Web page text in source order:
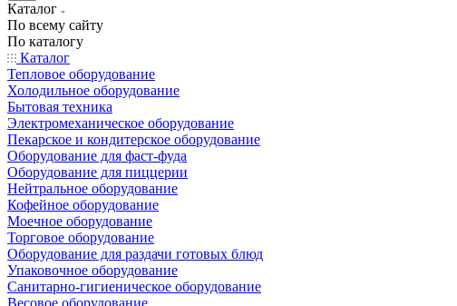
Каталог
По всему сайту
По каталогу
Каталог
Тепловое оборудование
Холодильное оборудование
Бытовая техника
Электромеханическое оборудование
Пекарское и кондитерское оборудование
Оборудование для фаст-фуда
Оборудование для пиццерии
Нейтральное оборудование
Кофейное оборудование
Моечное оборудование
Торговое оборудование
Оборудование для раздачи готовых блюд
Упаковочное оборудование
Санитарно-гигиеническое оборудование
Весовое оборудование